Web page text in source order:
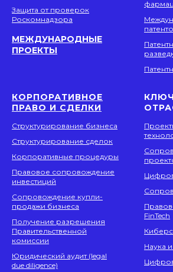
Защита от проверок
Роскомнадзора
МЕЖДУНАРОДНЫЕ
ПРОЕКТЫ
КОРПОРАТИВНОЕ
ПРАВО И СДЕЛКИ
Структурирование бизнеса
Структурирование сделок
Корпоративные процедуры
Правовое сопровождение
инвестиций
Сопровождение купли-
продажи бизнеса
Получение разрешения
Правительственной
комиссии
Юридический аудит (legal
due diligence)
FinTech
Наука